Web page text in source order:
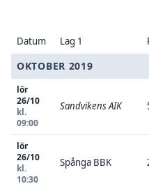
Datum Lag 1
OKTOBER 2019
lör
26/10
kl.
09:00
Sandvikens AIK
lör
26/10
kl.
10:30
Spånga BBK